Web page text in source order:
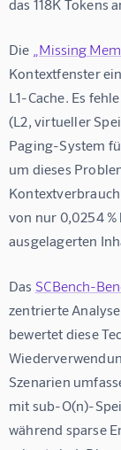
das 118K Tokens
Die „Missing
Kontextfenster
L1-Cache. Es
(L2, virtueller
Paging-System
um dieses
von nur 0,0254
ausgelagerten
Das SCBench-
zentrierte
bewertet diese
Szenarien
mit sub-O(n)-
während sparse